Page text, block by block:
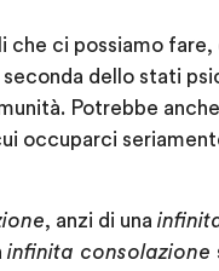
che ci possiamo fare,
dello stati
Potrebbe anche
occuparci
, anzi di una
infinita consolazione